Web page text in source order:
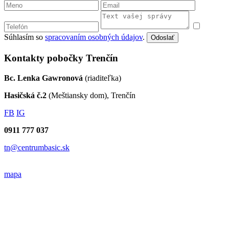
Súhlasím so spracovaním osobných údajov. Odoslať
Kontakty pobočky Trenčín
Bc. Lenka Gawronová (riaditeľka)
Hasičská č.2 (Meštiansky dom), Trenčín
FB IG
0911 777 037
tn@centrumbasic.sk
mapa